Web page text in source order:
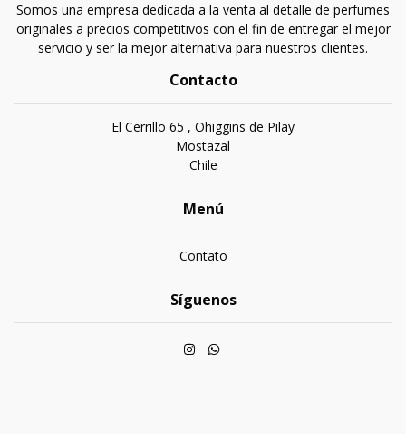
Somos una empresa dedicada a la venta al detalle de perfumes
originales a precios competitivos con el fin de entregar el mejor
servicio y ser la mejor alternativa para nuestros clientes.
Contacto
El Cerrillo 65 , Ohiggins de Pilay
Mostazal
Chile
Menú
Contato
Síguenos